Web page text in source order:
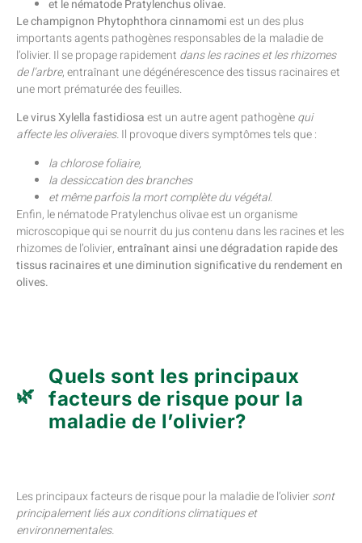
et le nématode Pratylenchus olivae.
Le champignon Phytophthora cinnamomiest un des plus
importants agents pathogènes responsables de la maladie de
l’olivier. Il se propage rapidement dans les racines et les rhizomes
de l’arbre, entraînant une dégénérescence des tissus racinaires et
une mort prématurée des feuilles.
Le virus Xylella fastidiosaest un autre agent pathogènequi
affecte les oliveraies.Il provoque divers symptômes tels que :
la chlorose foliaire,
la dessiccation des branches
et même parfois la mort complète du végétal.
Enfin, le nématode Pratylenchus olivae est un organisme
microscopique qui se nourrit du jus contenu dans les racines et les
rhizomes de l’olivier,entraînant ainsi une dégradation rapide des
tissus racinaires et une diminution significative du rendement en
olives.
Quels sont les principaux
facteurs de risque pour la
maladie de l’olivier?
Les principaux facteurs de risque pour la maladie de l’oliviersont
principalement liés aux conditions climatiques et
environnementales.